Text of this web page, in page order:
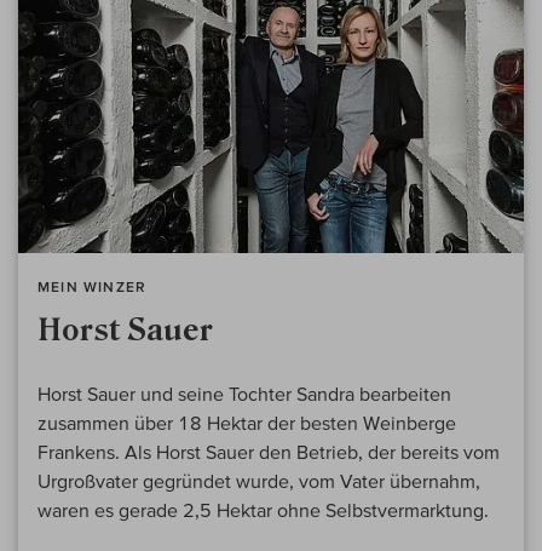
MEIN WINZER
Horst Sauer
Horst Sauer und seine Tochter Sandra bearbeiten
zusammen über 18 Hektar der besten Weinberge
Frankens. Als Horst Sauer den Betrieb, der bereits vom
Urgroßvater gegründet wurde, vom Vater übernahm,
waren es gerade 2,5 Hektar ohne Selbstvermarktung.